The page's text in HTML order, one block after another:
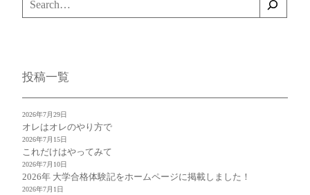
索
投稿一覧
オレはオレのやり方で
2026年7月29日
これだけはやってみて
2026年7月15日
2026年 大学合格体験記をホームページに掲載しました！
2026年7月10日
2026年7月1日